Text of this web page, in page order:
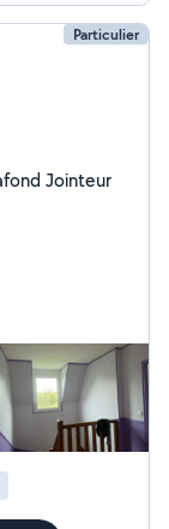
Particulier
Peintre en bâtiment Ratissage mur et plafond Jointeur